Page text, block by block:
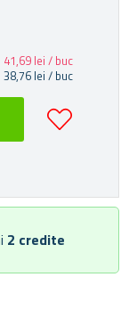
41,69 lei / buc
38,76 lei / buc
2 credite